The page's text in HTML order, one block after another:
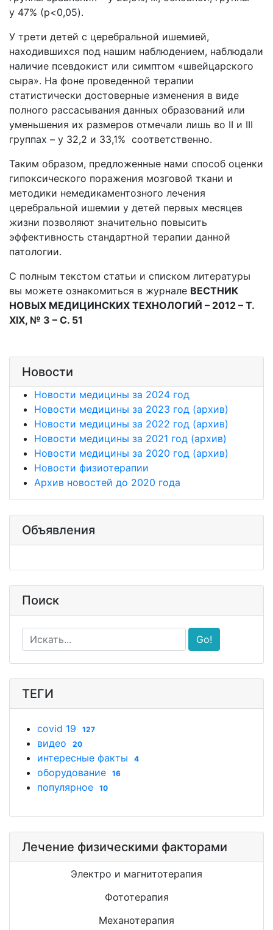
у 47% (p<0,05).
У трети детей с церебральной ишемией,
находившихся под нашим наблюдением, наблюдали
наличие псевдокист или симптом «швейцарского
сыра». На фоне проведенной терапии
статистически достоверные изменения в виде
полного рассасывания данных образований или
уменьшения их размеров отмечали лишь во II и III
группах – у 32,2 и 33,1% соответственно.
Таким образом, предложенные нами способ оценки
гипоксического поражения мозговой ткани и
методики немедикаментозного лечения
церебральной ишемии у детей первых месяцев
жизни позволяют значительно повысить
эффективность стандартной терапии данной
патологии.
С полным текстом статьи и списком литературы
вы можете ознакомиться в журнале ВЕСТНИК
НОВЫХ МЕДИЦИНСКИХ ТЕХНОЛОГИЙ – 2012 – Т.
ХIХ, № 3 – С. 51
Новости
Новости медицины за 2024 год
Новости медицины за 2023 год (архив)
Новости медицины за 2022 год (архив)
Новости медицины за 2021 год (архив)
Новости медицины за 2020 год (архив)
Новости физиотерапии
Архив новостей до 2020 года
Объявления
Поиск
Go!
ТЕГИ
covid 19 127
видео 20
интересные факты 4
оборудование 16
популярное 10
Лечение физическими факторами
Электро и магнитотерапия
Фототерапия
Механотерапия